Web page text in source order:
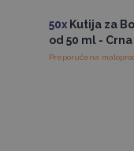
50x Kutija za
od 50 ml - Crna